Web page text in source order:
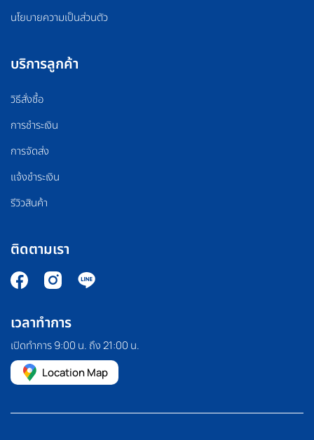
นโยบายความเป็นส่วนตัว
บริการลูกค้า
วิธีสั่งซื้อ
การชำระเงิน
การจัดส่ง
แจ้งชำระเงิน
รีวิวสินค้า
ติดตามเรา
เวลาทำการ
เปิดทำการ 9:00 น. ถึง 21:00 น.
Location Map